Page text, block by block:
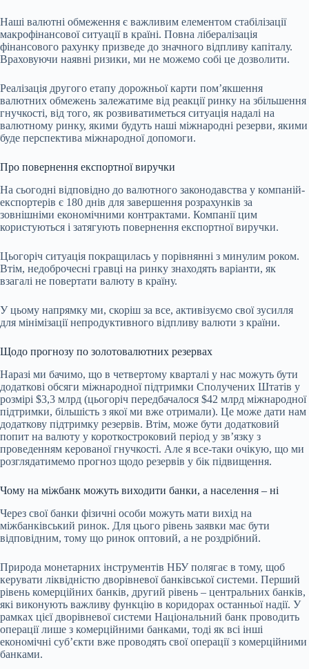
Наші валютні обмеження є важливим елементом стабілізації
макрофінансової ситуації в країні. Повна лібералізація
фінансового рахунку призведе до значного відпливу капіталу.
Враховуючи наявні ризики, ми не можемо собі це дозволити.
Реалізація другого етапу дорожньої карти помʼякшення
валютних обмежень залежатиме від реакції ринку на збільшення
гнучкості, від того, як розвиватиметься ситуація надалі на
валютному ринку, якими будуть наші міжнародні резерви, якими
буде перспектива міжнародної допомоги.
Про повернення експортної виручки
На сьогодні відповідно до валютного законодавства у компаній-
експортерів є 180 днів для завершення розрахунків за
зовнішніми економічними контрактами. Компанії цим
користуються і затягують повернення експортної виручки.
Цьогоріч ситуація покращилась у порівнянні з минулим роком.
Втім, недоброчесні гравці на ринку знаходять варіанти, як
взагалі не повертати валюту в країну.
У цьому напрямку ми, скоріш за все, активізуємо свої зусилля
для мінімізації непродуктивного відпливу валюти з країни.
Щодо прогнозу по золотовалютних резервах
Наразі ми бачимо, що в четвертому кварталі у нас можуть бути
додаткові обсяги міжнародної підтримки Сполучених Штатів у
розмірі $3,3 млрд (цьогоріч передбачалося $42 млрд міжнародної
підтримки, більшість з якої ми вже отримали). Це може дати нам
додаткову підтримку резервів. Втім, може бути додатковий
попит на валюту у короткостроковий період у звʼязку з
проведенням керованої гнучкості. Але я все-таки очікую, що ми
розглядатимемо прогноз щодо резервів у бік підвищення.
Чому на міжбанк можуть виходити банки, а населення – ні
Через свої банки фізичні особи можуть мати вихід на
міжбанківський ринок. Для цього рівень заявки має бути
відповідним, тому що ринок оптовий, а не роздрібний.
Природа монетарних інструментів НБУ полягає в тому, щоб
керувати ліквідністю дворівневої банківської системи. Перший
рівень комерційних банків, другий рівень – центральних банків,
які виконують важливу функцію в коридорах останньої надії. У
рамках цієї дворівневої системи Національний банк проводить
операції лише з комерційними банками, тоді як всі інші
економічні субʼєкти вже проводять свої операції з комерційними
банками.